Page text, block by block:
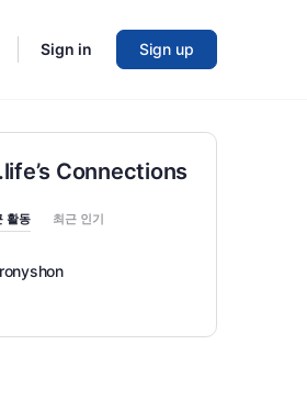
Sign in Sign up
Connections
활동 최근 인기